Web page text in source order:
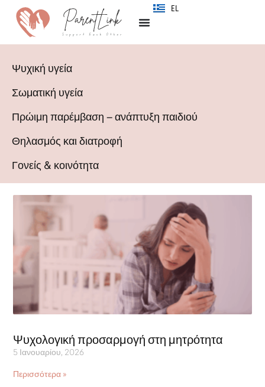
EL
SR
Ψυχική υγεία
Σωματική υγεία
Πρώιμη παρέμβαση – ανάπτυξη παιδιού
Θηλασμός και διατροφή
Γονείς & κοινότητα
Ψυχολογική προσαρμογή στη μητρότητα
5 Ιανουαρίου, 2026
Περισσότερα »